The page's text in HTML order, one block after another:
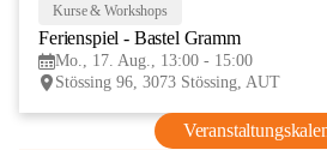
Kurse & Workshops
Ferienspiel - Bastel Gramm
Mo., 17. Aug., 13:00 - 15:00
Stössing 96, 3073 Stössing, AUT